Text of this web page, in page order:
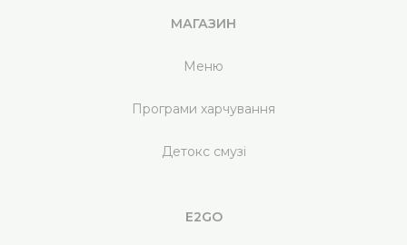
МАГАЗИН
Меню
Програми харчування
Детокс смузі
E2GO